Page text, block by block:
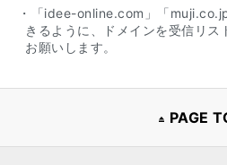
・「idee-online.com」「
きるように、ドメインを受信リス
お願いします。
PAGE